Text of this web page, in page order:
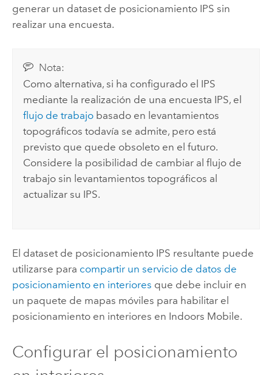
generar un dataset de posicionamiento IPS sin
realizar una encuesta.
Nota:
Como alternativa, si ha configurado el IPS
mediante la realización de una encuesta IPS, el
flujo de trabajo basado en levantamientos
topográficos todavía se admite, pero está
previsto que quede obsoleto en el futuro.
Considere la posibilidad de cambiar al flujo de
trabajo sin levantamientos topográficos al
actualizar su IPS.
El dataset de posicionamiento IPS resultante puede
utilizarse para compartir un servicio de datos de
posicionamiento en interiores que debe incluir en
un paquete de mapas móviles para habilitar el
posicionamiento en interiores en Indoors Mobile.
Configurar el posicionamiento